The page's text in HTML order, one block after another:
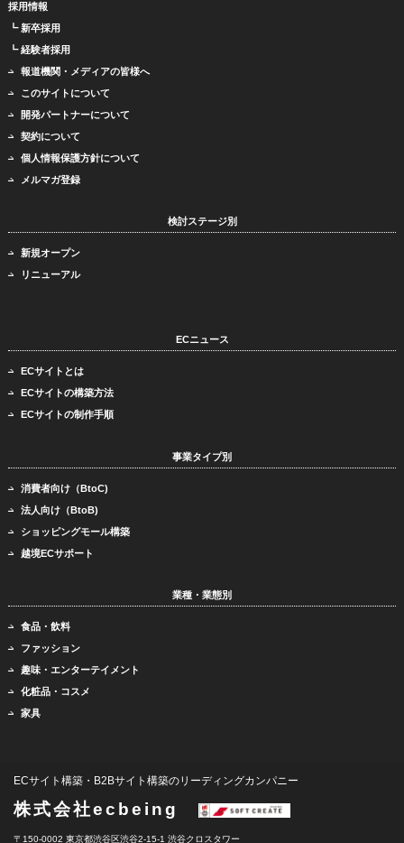
採用情報
┗ 新卒採用
┗ 経験者採用
報道機関・メディアの皆様へ
このサイトについて
開発パートナーについて
契約について
個人情報保護方針について
メルマガ登録
検討ステージ別
新規オープン
リニューアル
ECニュース
ECサイトとは
ECサイトの構築方法
ECサイトの制作手順
事業タイプ別
消費者向け（BtoC)
法人向け（BtoB)
ショッピングモール構築
越境ECサポート
業種・業態別
食品・飲料
ファッション
趣味・エンターテイメント
化粧品・コスメ
家具
ECサイト構築・B2Bサイト構築のリーディングカンパニー
株式会社ecbeing
〒150-0002 東京都渋谷区渋谷2-15-1 渋谷クロスタワー